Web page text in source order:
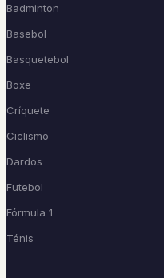
Badminton
Basebol
Basquetebol
Boxe
Críquete
Ciclismo
Dardos
Futebol
Fórmula 1
Ténis